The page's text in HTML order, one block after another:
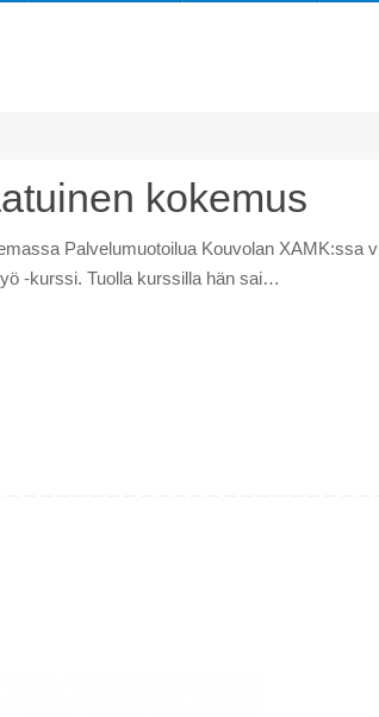
kokemus
Palvelumuotoilua Kouvolan XAMK:ssa
-kurssi. Tuolla kurssilla hän sai…